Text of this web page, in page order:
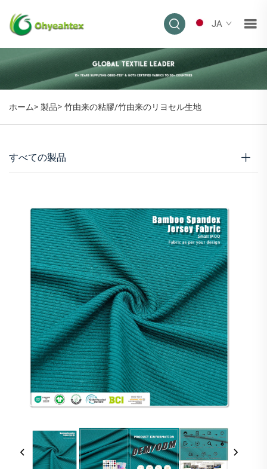
JA
ホーム> 製品> 竹由来の粘膠/竹由来のリヨセル生地
すべての製品